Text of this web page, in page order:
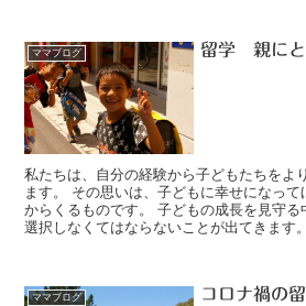
ママブログ 留学 親にと
私たちは、自分の経験から子どもたちをよ
ます。 その思いは、子どもに幸せになっ
からくるものです。 子どもの成長を見守る
選択しなくてはならないことが出てきます
ママブログ コロナ禍の